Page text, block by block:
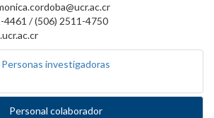
4461 / (506) 2511-4750
Personas investigadoras
Personal colaborador